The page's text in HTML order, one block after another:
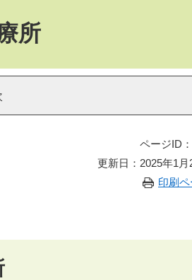
所
ページID
更新日：2025年1
印刷